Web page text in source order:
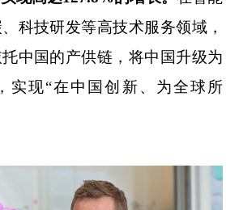
科技研发等高技术服务领域，
中国的产供链，将中国升级为
实现“在中国创新、为全球所